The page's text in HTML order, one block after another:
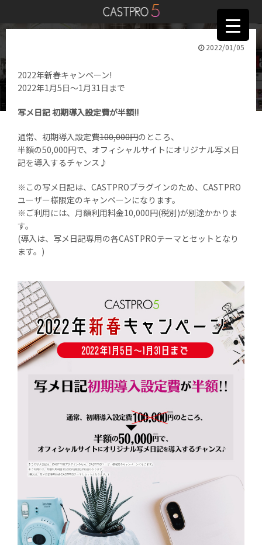
2022/01/05
2022年新春キャンペーン!
2022年1月5日～1月31日まで
写メ日記 初期導入設定費が半額!!
通常、初期導入設定費100,000円のところ、
半額の50,000円で、オフィシャルサイトにオリジナル写メ日
記を導入するチャンス♪
※この写メ日記は、CASTPROプラグインのため、CASTPRO
ユーザー様限定のキャンペーンになります。
※ご利用には、月額利用料金10,000円(税別)が別途かかりま
す。
(導入は、写メ日記専用の各CASTPROテーマとセットとなり
ます。)